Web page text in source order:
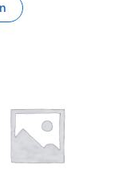
phẩm
thể.
Các